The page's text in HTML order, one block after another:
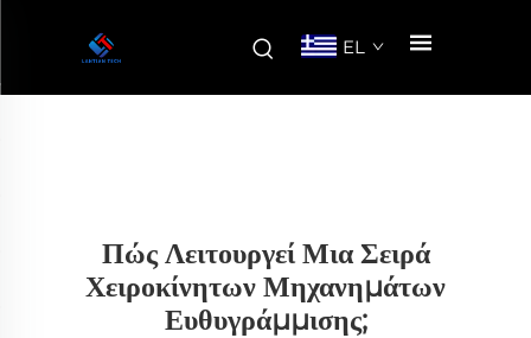
EL
Πώς Λειτουργεί Μια Σειρά
Χειροκίνητων Μηχανημάτων
Ευθυγράμμισης;